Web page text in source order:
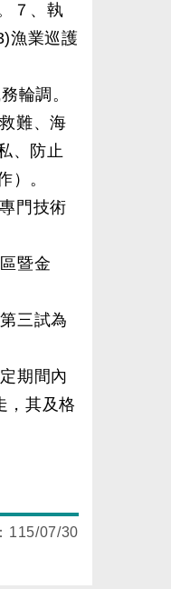
７、執
漁業巡護
輪調。
難、海
、防止
）。
門技術
暨金
三試為
期間內
，其及格
115/07/30